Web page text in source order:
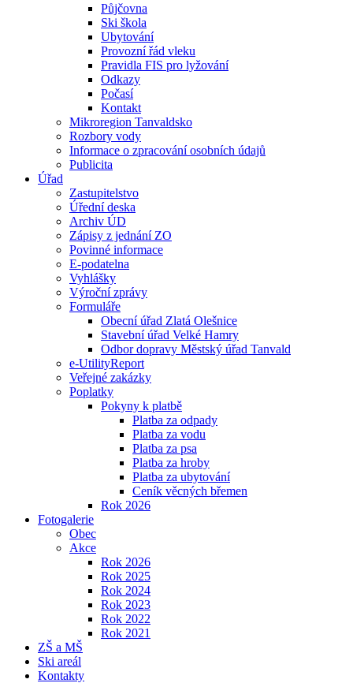
Půjčovna
Ski škola
Ubytování
Provozní řád vleku
Pravidla FIS pro lyžování
Odkazy
Počasí
Kontakt
Mikroregion Tanvaldsko
Rozbory vody
Informace o zpracování osobních údajů
Publicita
Úřad
Zastupitelstvo
Úřední deska
Archiv ÚD
Zápisy z jednání ZO
Povinné informace
E-podatelna
Vyhlášky
Výroční zprávy
Formuláře
Obecní úřad Zlatá Olešnice
Stavební úřad Velké Hamry
Odbor dopravy Městský úřad Tanvald
e-UtilityReport
Veřejné zakázky
Poplatky
Pokyny k platbě
Platba za odpady
Platba za vodu
Platba za psa
Platba za hroby
Platba za ubytování
Ceník věcných břemen
Rok 2026
Fotogalerie
Obec
Akce
Rok 2026
Rok 2025
Rok 2024
Rok 2023
Rok 2022
Rok 2021
ZŠ a MŠ
Ski areál
Kontakty